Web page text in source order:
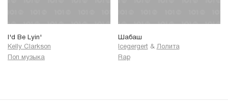
I'd Be Lyin'
Kelly Clarkson
Поп музыка
Шабаш
Icegergert & Лолита
Rap